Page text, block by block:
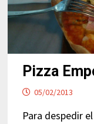
Pizza
05/02/2013
Para despedir